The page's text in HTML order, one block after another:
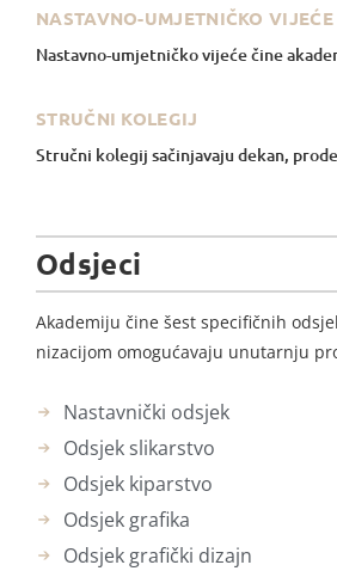
NASTAVNO-UMJETNIČKO VIJEĆE
Nastavno-umjetničko vijeće čine
STRUČNI KOLEGIJ
Stručni kolegij sačinjavaju dekan,
Odsjeci
Akademiju čine šest specifičnih
nizacijom omogućavaju unutarnju
Nastavnički odsjek
Odsjek slikarstvo
Odsjek kiparstvo
Odsjek grafika
Odsjek grafički dizajn